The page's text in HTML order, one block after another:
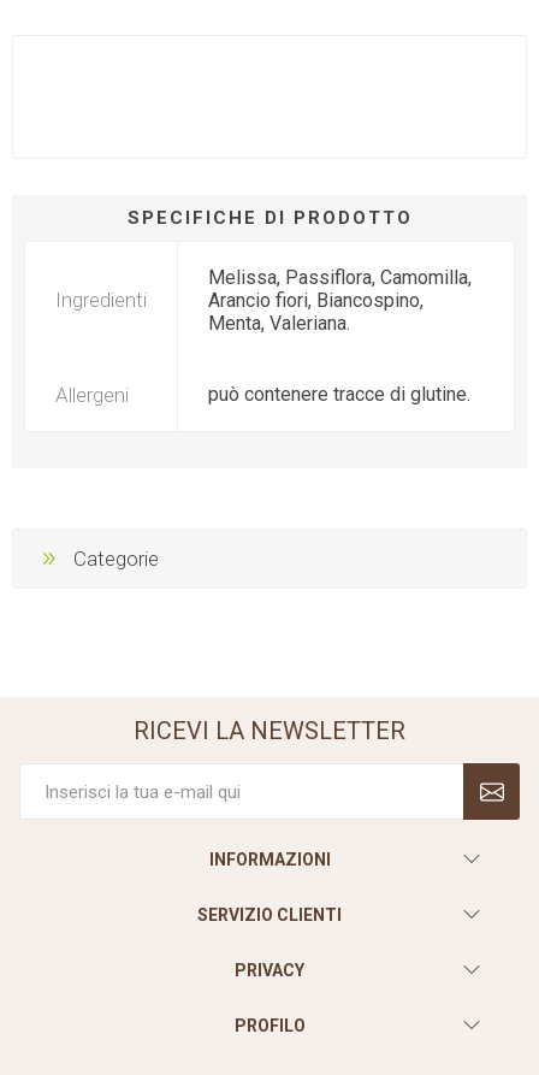
SPECIFICHE DI PRODOTTO
Ingredienti
Melissa, Passiflora, Camomilla,
Arancio fiori, Biancospino,
Menta, Valeriana.
Allergeni può contenere tracce di glutine.
Categorie
RICEVI LA NEWSLETTER
INFORMAZIONI
SERVIZIO CLIENTI
PRIVACY
PROFILO